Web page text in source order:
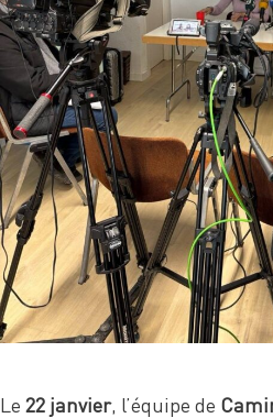
Le 22 janvier, l’équipe de